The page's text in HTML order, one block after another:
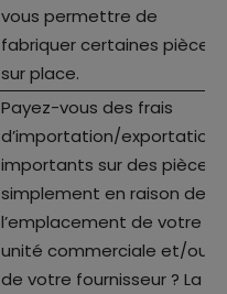
vous permettre de
fabriquer certaines pièces
sur place.
Payez-vous des frais
d’importation/exportation
importants sur des pièces
simplement en raison de
l’emplacement de votre
unité commerciale et/ou
de votre fournisseur ? La